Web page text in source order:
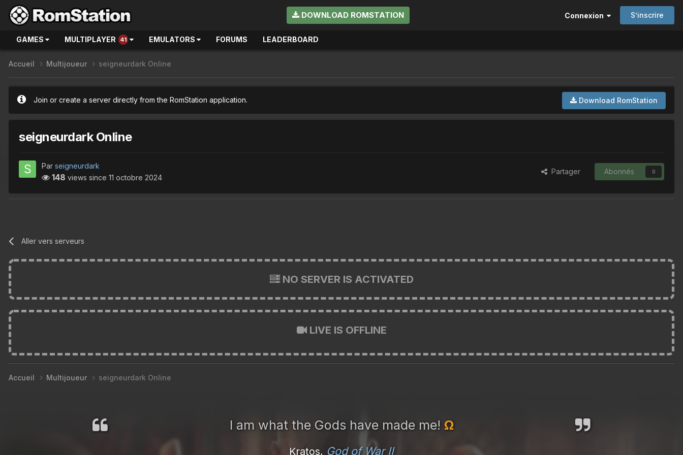
DOWNLOAD ROMSTATION Connexion S’inscrire
GAMES MULTIPLAYER 41 EMULATORS FORUMS LEADERBOARD
Accueil Multijoueur seigneurdark Online
Download RomStation
Join or create a server directly from the RomStation application.
seigneurdark Online
Par seigneurdark
148 views since 11 octobre 2024
Partager Abonnés 0
Aller vers serveurs
NO SERVER IS ACTIVATED
LIVE IS OFFLINE
Accueil Multijoueur seigneurdark Online
I am what the Gods have made me! Ω
Kratos, God of War II